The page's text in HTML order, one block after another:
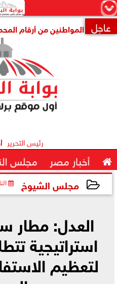
×

 عاجل
المواطنين من أرقام المحمول
رئيس التحرير
 أخبار مصر مجلس
مجلس الشيوخ
العدل:
استراتيجية
لتعظيم